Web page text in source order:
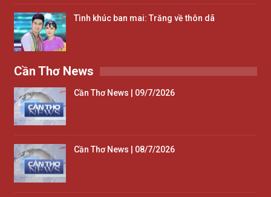
Tình khúc ban mai: Trăng về thôn dã
Cần Thơ News
Cần Thơ News | 09/7/2026
Cần Thơ News | 08/7/2026